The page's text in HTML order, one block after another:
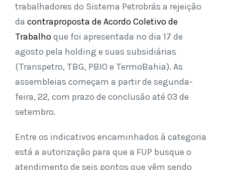
trabalhadores do Sistema Petrobrás a rejeição
da contraproposta de Acordo Coletivo de
Trabalhoque foi apresentada no dia 17 de
agosto pela holding e suas subsidiárias
(Transpetro, TBG, PBIO e TermoBahia). As
assembleias começam a partir de segunda-
feira, 22, com prazo de conclusão até 03 de
setembro.
Entre os indicativos encaminhados à categoria
está a autorização para que a FUP busque o
atendimento de seis pontos que vêm sendo